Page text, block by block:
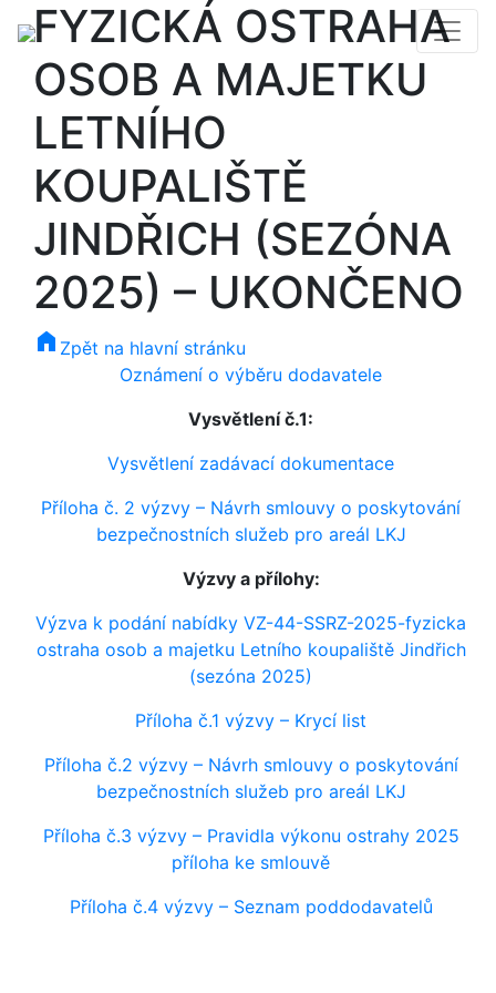
FYZICKÁ OSTRAHA
OSOB A MAJETKU
LETNÍHO
KOUPALIŠTĚ
JINDŘICH (SEZÓNA
2025) – UKONČENO
home Zpět na hlavní stránku
Oznámení o výběru dodavatele
Vysvětlení č.1:
Vysvětlení zadávací dokumentace
Příloha č. 2 výzvy – Návrh smlouvy o poskytování
bezpečnostních služeb pro areál LKJ
Výzvy a přílohy:
Výzva k podání nabídky VZ-44-SSRZ-2025-fyzicka
ostraha osob a majetku Letního koupaliště Jindřich
(sezóna 2025)
Příloha č.1 výzvy – Krycí list
Příloha č.2 výzvy – Návrh smlouvy o poskytování
bezpečnostních služeb pro areál LKJ
Příloha č.3 výzvy – Pravidla výkonu ostrahy 2025
příloha ke smlouvě
Příloha č.4 výzvy – Seznam poddodavatelů